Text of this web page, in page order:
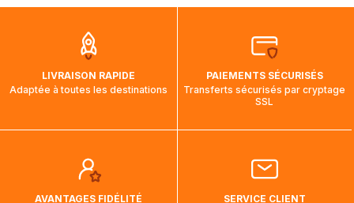
aura touché terre.
LIVRAISON RAPIDE
Adaptée à toutes les destinations
PAIEMENTS SÉCURISÉS
Transferts sécurisés par cryptage
SSL
AVANTAGES FIDÉLITÉ
SERVICE CLIENT